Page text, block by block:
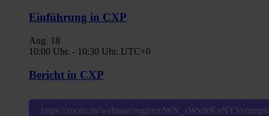
Einführung in CXP
Aug. 18
10:00 Uhr. - 10:30 Uhr. UTC+0
Bericht in CXP
https://zoom.us/webinar/register/